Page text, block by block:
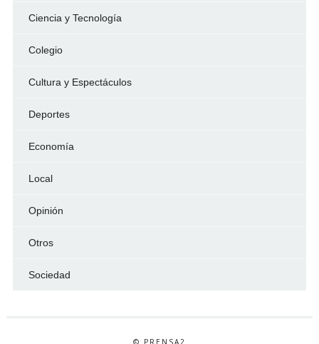
Ciencia y Tecnología
Colegio
Cultura y Espectáculos
Deportes
Economía
Local
Opinión
Otros
Sociedad
© PRENSA2